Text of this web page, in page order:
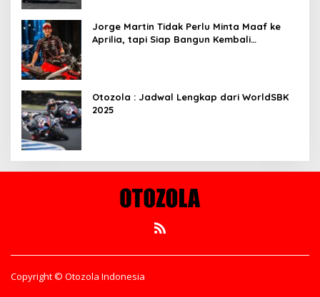
Jorge Martin Tidak Perlu Minta Maaf ke
Aprilia, tapi Siap Bangun Kembali
Otozola : Jadwal Lengkap dari WorldSBK
2025
Copyright © Otozola Indonesia